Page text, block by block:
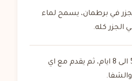
في برطمان، يسمح لماء
الجزر كله.
يترك المخلل لـ5 الى 8 ايام، ثم يقدم مع اي